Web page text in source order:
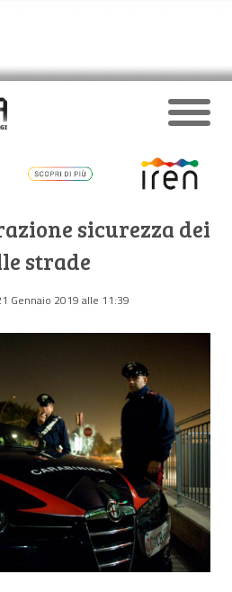
sicurezza dei
strade
Gennaio 2019 alle 11:39